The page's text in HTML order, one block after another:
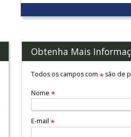
Obtenha Mais
Todos os campos com *são de
Nome *
E-mail *